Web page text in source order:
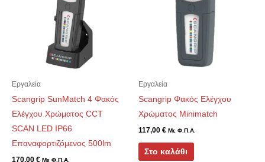
Εργαλεία
Scangrip SunMatch 4 Φακός
Ελέγχου Χρώματος CCT
SCAN LED IP66
Επαναφορτιζόμενος 500lm
170,00 € Με Φ.Π.Α.
Εργαλεία
Scangrip Φακός Ελέγχου
Χρώματος Minimatch
117,00 € Με Φ.Π.Α.
Στο καλάθι